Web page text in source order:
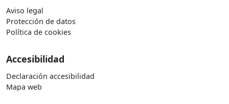
Aviso legal
Protección de datos
Política de cookies
Accesibilidad
Declaración accesibilidad
Mapa web